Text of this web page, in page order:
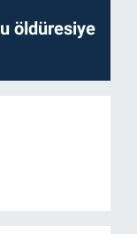
öldüresiye